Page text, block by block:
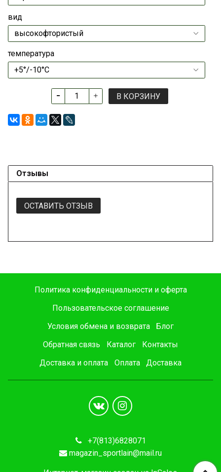
вид
температура
В КОРЗИНУ
Отзывы
ОСТАВИТЬ ОТЗЫВ
Политика конфиденциальности и оферта
Пользовательское соглашение
Условия обмена и возврата
Блог
Обратная связь
Каталог
Контакты
Доставка и оплата
Оплата Доставка
+7(813)6828071
magazin_sportlain@mail.ru